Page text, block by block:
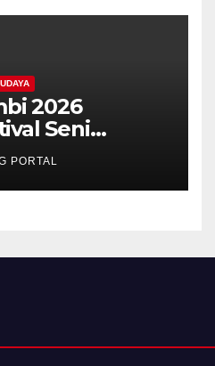
2026
Seni
PORTAL